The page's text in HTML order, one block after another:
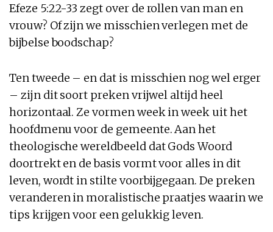
Efeze 5:22-33 zegt over de rollen van man en
vrouw? Of zijn we misschien verlegen met de
bijbelse boodschap?
Ten tweede – en dat is misschien nog wel erger
– zijn dit soort preken vrijwel altijd heel
horizontaal. Ze vormen week in week uit het
hoofdmenu voor de gemeente. Aan het
theologische wereldbeeld dat Gods Woord
doortrekt en de basis vormt voor alles in dit
leven, wordt in stilte voorbijgegaan. De preken
veranderen in moralistische praatjes waarin we
tips krijgen voor een gelukkig leven.